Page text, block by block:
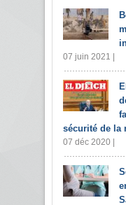
07 juin 2021 |
sécurité de la
07 déc 2020 |